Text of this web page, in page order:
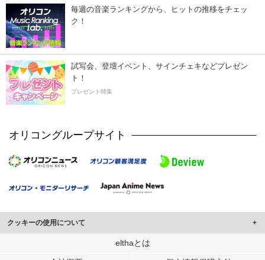
毎週の音楽ランキングから、ヒットの推移をチェッ
ク！
試写会、登壇イベント、サインチェキなどプレゼン
ト！
プレゼント特集
オリコングループサイト
クッキーの使用について
このサイトでは Cookie を使用して、ユーザーに合わせたコンテンツや広告の
elthaとは